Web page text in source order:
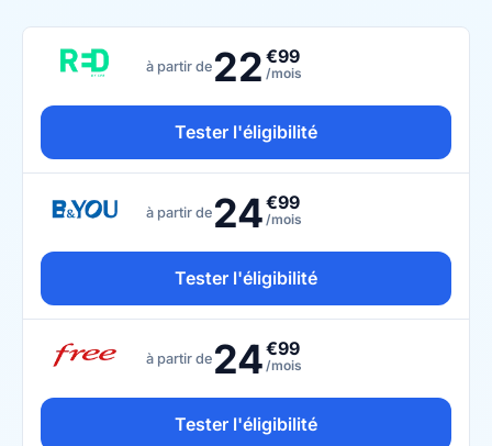
à partir de 22 €99
/mois
Tester l'éligibilité
à partir de 24€99
/mois
Tester l'éligibilité
à partir de 24€99
/mois
Tester l'éligibilité